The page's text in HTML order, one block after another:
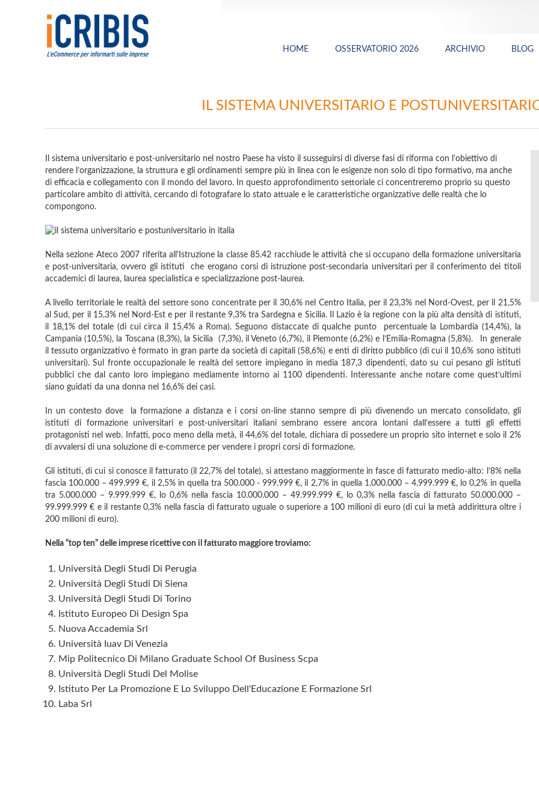
HOME OSSERVATORIO 2026 ARCHIVIO BLOG
IL SISTEMA UNIVERSITARIO E
Il sistema universitario e post-universitario nel nostro Paese ha visto il susseguirsi di diverse fasi di riforma con l’obiettivo di
rendere l’organizzazione, la struttura e gli ordinamenti sempre più in linea con le esigenze non solo di tipo formativo, ma anche
di efficacia e collegamento con il mondo del lavoro. In questo approfondimento settoriale ci concentreremo proprio su questo
particolare ambito di attività, cercando di fotografare lo stato attuale e le caratteristiche organizzative delle realtà che lo
compongono.
Nella sezione Ateco 2007 riferita all'Istruzione la classe 85.42 racchiude le attività che si occupano della formazione universitaria
e post-universitaria, ovvero gli istituti che erogano corsi di istruzione post-secondaria universitari per il conferimento dei titoli
accademici di laurea, laurea specialistica e specializzazione post-laurea.
A livello territoriale le realtà del settore sono concentrate per il 30,6% nel Centro Italia, per il 23,3% nel Nord-Ovest, per il 21,5%
al Sud, per il 15,3% nel Nord-Est e per il restante 9,3% tra Sardegna e Sicilia. Il Lazio è la regione con la più alta densità di istituti,
il 18,1% del totale (di cui circa il 15,4% a Roma). Seguono distaccate di qualche punto percentuale la Lombardia (14,4%), la
Campania (10,5%), la Toscana (8,3%), la Sicilia (7,3%), il Veneto (6,7%), il Piemonte (6,2%) e l’Emilia-Romagna (5,8%). In generale
il tessuto organizzativo è formato in gran parte da società di capitali (58,6%) e enti di diritto pubblico (di cui il 10,6% sono istituti
universitari). Sul fronte occupazionale le realtà del settore impiegano in media 187,3 dipendenti, dato su cui pesano gli istituti
pubblici che dal canto loro impiegano mediamente intorno ai 1100 dipendenti. Interessante anche notare come quest’ultimi
siano guidati da una donna nel 16,6% dei casi.
In un contesto dove la formazione a distanza e i corsi on-line stanno sempre di più divenendo un mercato consolidato, gli
istituti di formazione universitari e post-universitari italiani sembrano essere ancora lontani dall’essere a tutti gli effetti
protagonisti nel web. Infatti, poco meno della metà, il 44,6% del totale, dichiara di possedere un proprio sito internet e solo il 2%
di avvalersi di una soluzione di e-commerce per vendere i propri corsi di formazione.
Gli istituti, di cui si conosce il fatturato (il 22,7% del totale), si attestano maggiormente in fasce di fatturato medio-alto: l’8% nella
fascia 100.000 – 499.999 €, il 2,5% in quella tra 500.000 - 999.999 €, il 2,7% in quella 1.000.000 – 4.999.999 €, lo 0,2% in quella
tra 5.000.000 – 9.999.999 €, lo 0,6% nella fascia 10.000.000 – 49.999.999 €, lo 0,3% nella fascia di fatturato 50.000.000 –
99.999.999 € e il restante 0,3% nella fascia di fatturato uguale o superiore a 100 milioni di euro (di cui la metà addirittura oltre i
200 milioni di euro).
Nella “top ten” delle imprese ricettive con il fatturato maggiore troviamo:
Università Degli Studi Di Perugia
Università Degli Studi Di Siena
Università Degli Studi Di Torino
Istituto Europeo Di Design Spa
Nuova Accademia Srl
Università Iuav Di Venezia
Mip Politecnico Di Milano Graduate School Of Business Scpa
Università Degli Studi Del Molise
Istituto Per La Promozione E Lo Sviluppo Dell'Educazione E Formazione Srl
Laba Srl